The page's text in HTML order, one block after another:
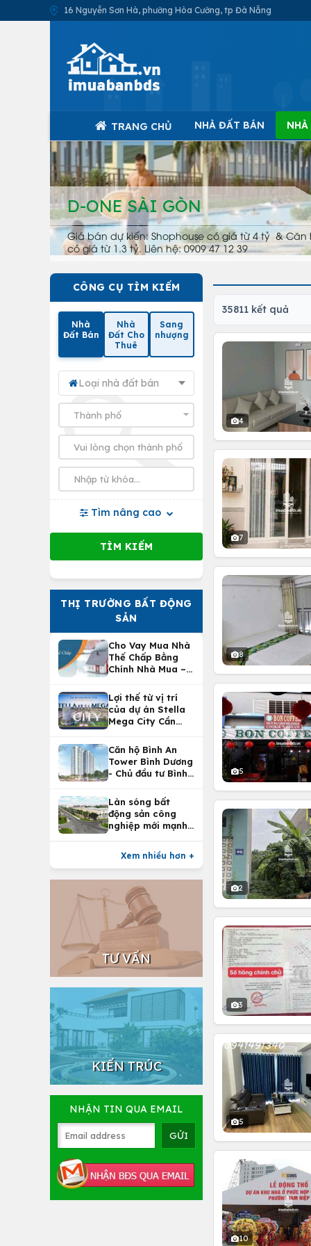
16 Nguyễn Sơn Hà, phường Hòa Cường, tp Đà Nẵng
TRANG CHỦ NHÀ ĐẤT BÁN
D-ONE SÀI GÒN
Giá bán dự kiến: Shophouse có giá từ 4 tỷ & Căn
có giá từ 1.3 tỷ. Liên hệ: 0909 47 12 39
CÔNG CỤ TÌM KIẾM
Nhà
Đất Bán
Nhà
Đất Cho
Thuê
Sang
nhượng
Loại nhà đất bán
Tìm nâng cao
THỊ TRƯỜNG BẤT ĐỘNG
SẢN
Cho Vay Mua Nhà
Thế Chấp Bằng
Chính Nhà Mua –
Nhà Tại
Vietcombank
Lợi thế từ vị trí
của dự án Stella
Mega City Cần
Căn hộ Bình An
Tower Bình Dương
- Chủ đầu tư Bình
Làn sóng bất
động sản công
nghiệp mới mạnh
Xem nhiều hơn +
TƯ VẤN
KIẾN TRÚC
NHẬN TIN QUA EMAIL
35811 kết quả
4
7
8
5
2
3
5
10